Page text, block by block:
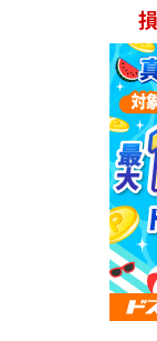
マイクやス